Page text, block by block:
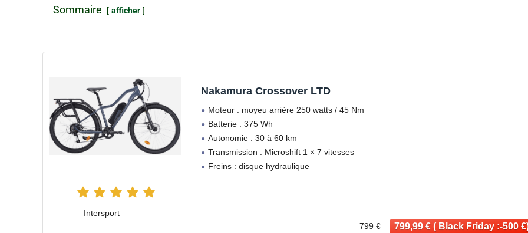
Sommaire afficher
Nakamura Crossover LTD
Moteur : moyeu arrière 250 watts / 45 Nm
Batterie : 375 Wh
Autonomie : 30 à 60 km
Transmission : Microshift 1 × 7 vitesses
Freins : disque hydraulique
Intersport
799 €